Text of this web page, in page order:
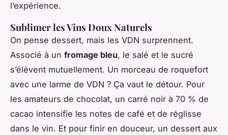
l’expérience.
Sublimer les Vins Doux Naturels
On pense dessert, mais les VDN surprennent.
Associé à un fromage bleu, le salé et le sucré
s’élèvent mutuellement. Un morceau de roquefort
avec une larme de VDN ? Ça vaut le détour. Pour
les amateurs de chocolat, un carré noir à 70 % de
cacao intensifie les notes de café et de réglisse
dans le vin. Et pour finir en douceur, un dessert aux